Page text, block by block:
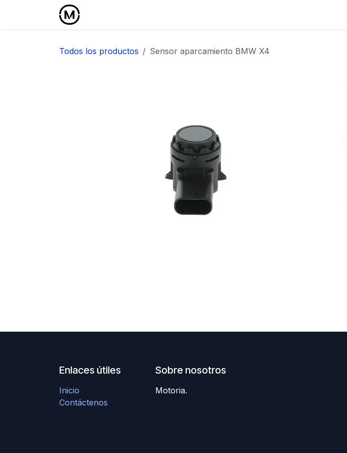
Todos los productos Sensor aparcamiento BMW X4
Enlaces útiles
Inicio
Contáctenos
Sobre nosotros
Motoria.